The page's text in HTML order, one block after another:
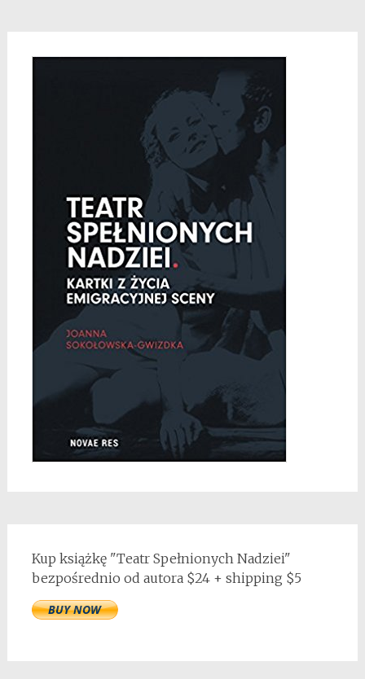
Kup książkę "Teatr Spełnionych Nadziei"
bezpośrednio od autora $24 + shipping $5